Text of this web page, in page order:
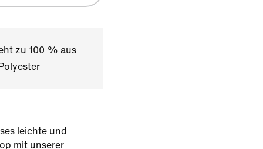
zu 100 % aus
leichte und
mit unserer